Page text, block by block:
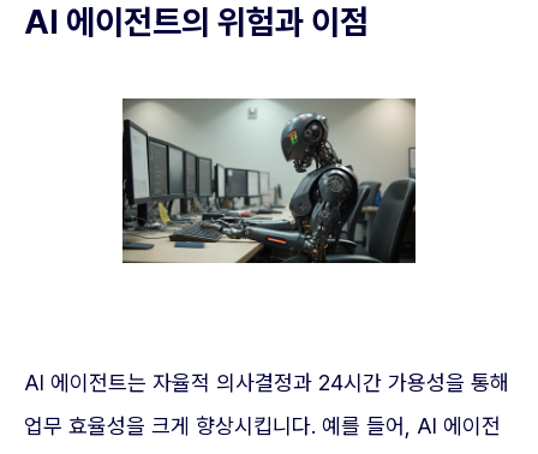
AI 에이전트의 위험과 이점
AI 에이전트는 자율적 의사결정과 24시간 가용성을 통해
업무 효율성을 크게 향상시킵니다. 예를 들어, AI 에이전